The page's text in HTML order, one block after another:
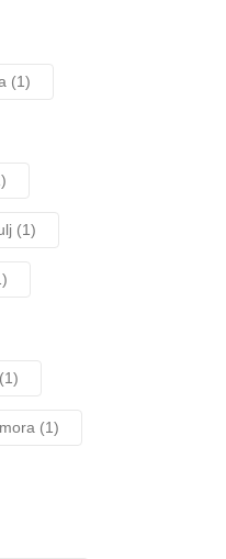
(1)
(1)
(1)
(1)